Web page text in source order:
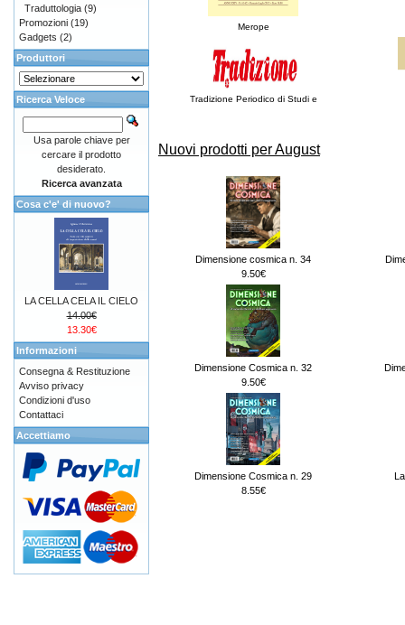
Merope
Tradizione Periodico di Studi e
Nuovi prodotti per August
Dimensione cosmica n. 34
9.50€
Dimensione Cosmica n. 32
9.50€
Dimensione Cosmica n. 29
8.55€
Traduttologia (9)
Promozioni (19)
Gadgets (2)
Produttori
Ricerca Veloce
Usa parole chiave per
cercare il prodotto
desiderato.
Ricerca avanzata
Cosa c'e' di nuovo?
LA CELLA CELA IL CIELO
14.00€
13.30€
Informazioni
Consegna & Restituzione
Avviso privacy
Condizioni d'uso
Contattaci
Accettiamo